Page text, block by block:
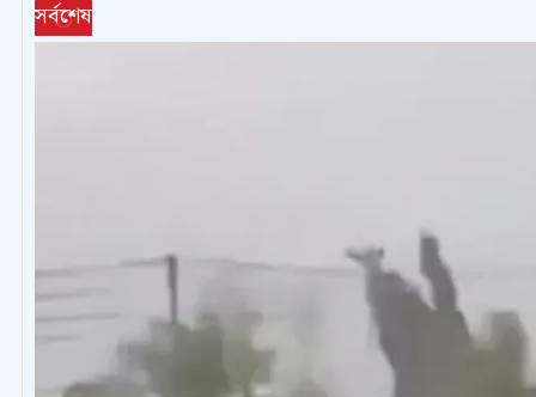
সর্বশেষ